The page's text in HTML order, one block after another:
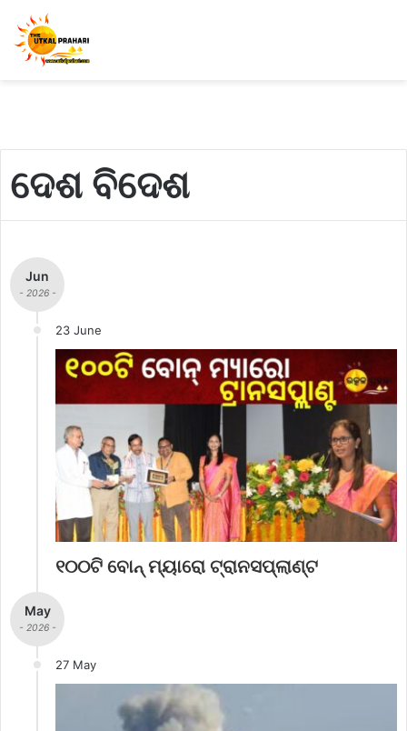
ଦେଶ ବିଦେଶ
Jun
- 2026 -
23 June
୧୦୦ଟି ବୋନ୍ ମ୍ୟାରୋ ଟ୍ରାନସପ୍ଲାଣ୍ଟ
May
- 2026 -
27 May